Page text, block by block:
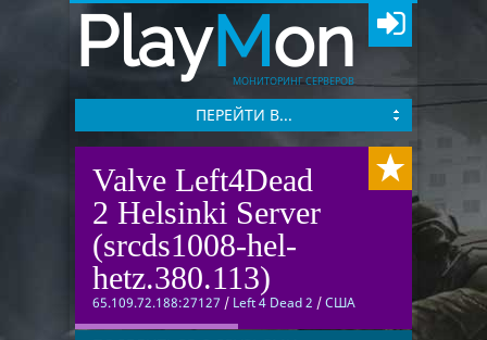
PlayMon
МОНИТОРИНГ СЕРВЕРОВ
ПЕРЕЙТИ В...
Valve Left4Dead
2 Helsinki Server
(srcds1008-hel-
hetz.380.113)
65.109.72.188:27127 / Left 4 Dead 2 /США